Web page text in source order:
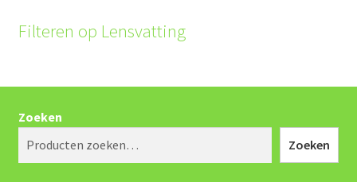
Filteren op Lensvatting
Zoeken
Zoeken